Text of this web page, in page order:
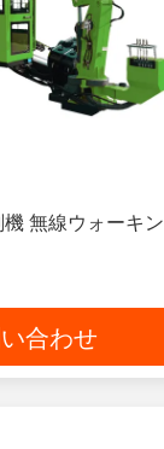
無線ウォーキン
合わせ